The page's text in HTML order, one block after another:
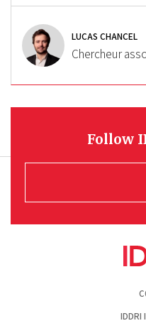
LUCAS CHANCEL
Chercheur
Follow
IDDRI